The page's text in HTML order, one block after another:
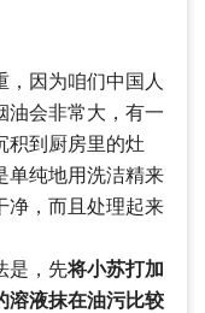
，因为咱们中国人
油会非常大，有一
积到厨房里的灶
单纯地用洗洁精来
净，而且处理起来
是，先将小苏打加
溶液抹在油污比较